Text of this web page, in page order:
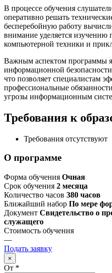
В процессе обучения
оперативно решать
бесперебойную работу
внимание уделяется
компьютерной техники и
Важным аспектом программы
информационной
что позволяет специалистам
профессиональные
угрозы информационным
Требования к
Требования отсутствуют
О программе
Форма обучения Очная
Срок обучения 2 месяца
Количество часов 380 часов
Ближайший набор По мере
Документ Свидетельство о
служащего
Стоимость обучения
—
Подать заявку
×
От *